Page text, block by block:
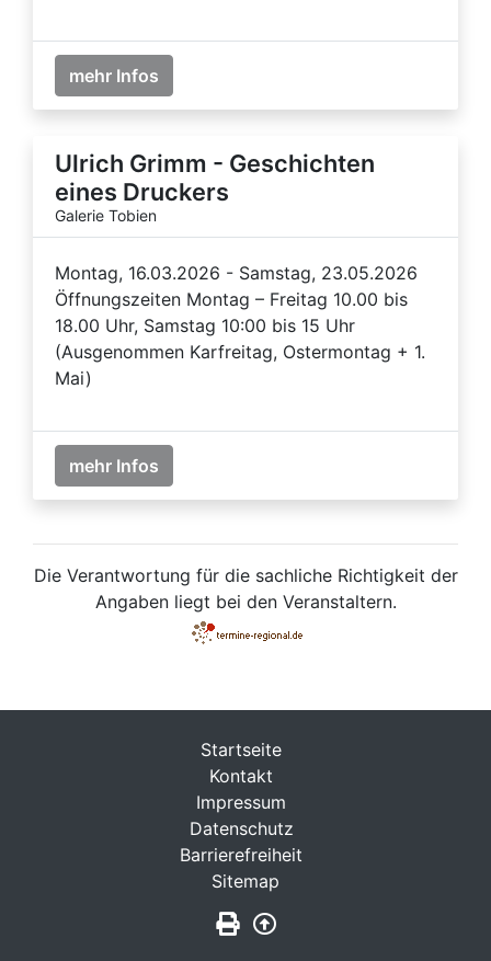
mehr Infos
Ulrich Grimm - Geschichten
eines Druckers
Galerie Tobien
Montag, 16.03.2026 - Samstag, 23.05.2026
Öffnungszeiten Montag – Freitag 10.00 bis
18.00 Uhr, Samstag 10:00 bis 15 Uhr
(Ausgenommen Karfreitag, Ostermontag + 1.
Mai)
mehr Infos
Die Verantwortung für die sachliche Richtigkeit der
Angaben liegt bei den Veranstaltern.
Startseite
Kontakt
Impressum
Datenschutz
Barrierefreiheit
Sitemap
Seite drucken
Zurück nach oben